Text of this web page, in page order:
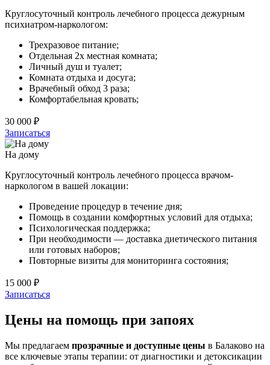
Круглосуточный контроль лечебного процесса дежурным
психиатром-наркологом:
Трехразовое питание;
Отдельная 2х местная комната;
Личный душ и туалет;
Комната отдыха и досуга;
Врачебный обход 3 раза;
Комфортабельная кровать;
30 000 ₽
Записаться
На дому
Круглосуточный контроль лечебного процесса врачом-
наркологом в вашей локации:
Проведение процедур в течение дня;
Помощь в создании комфортных условий для отдыха;
Психологическая поддержка;
При необходимости — доставка диетического питания
или готовых наборов;
Повторные визиты для мониторинга состояния;
15 000 ₽
Записаться
Цены на помощь при запоях
Мы предлагаем прозрачные и доступные цены в Балаково на
все ключевые этапы терапии: от диагностики и детоксикации